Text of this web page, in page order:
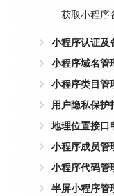
获取小程序
小程序认证及
小程序域名管
小程序类目管
用户隐私保护
地理位置接口
小程序成员管
小程序代码管
半屏小程序管